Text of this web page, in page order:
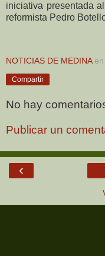
iniciativa presentada
reformista Pedro
NOTICIAS DE MEDINA en
Compartir
No hay
Publicar un
‹